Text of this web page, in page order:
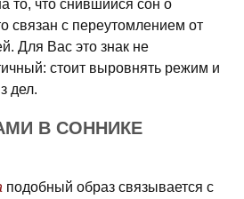
то, что снившийся сон о
связан с переутомлением от
Для Вас это знак не
стоит выровнять режим и
дел.
В СОННИКЕ
подобный образ связывается с